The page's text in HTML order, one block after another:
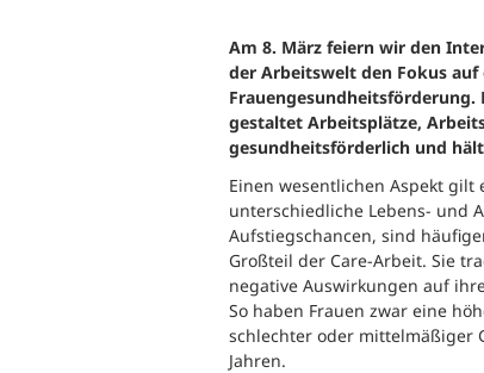
Am 8. März feiern wir den
der Arbeitswelt den Fokus
Frauengesundheitsförderung.
gestaltet Arbeitsplätze,
gesundheitsförderlich und
Einen wesentlichen Aspekt
unterschiedliche Lebens- und
Aufstiegschancen, sind
Großteil der Care-Arbeit. Sie
negative Auswirkungen auf
So haben Frauen zwar eine
schlechter oder mittelmäßiger
Jahren.